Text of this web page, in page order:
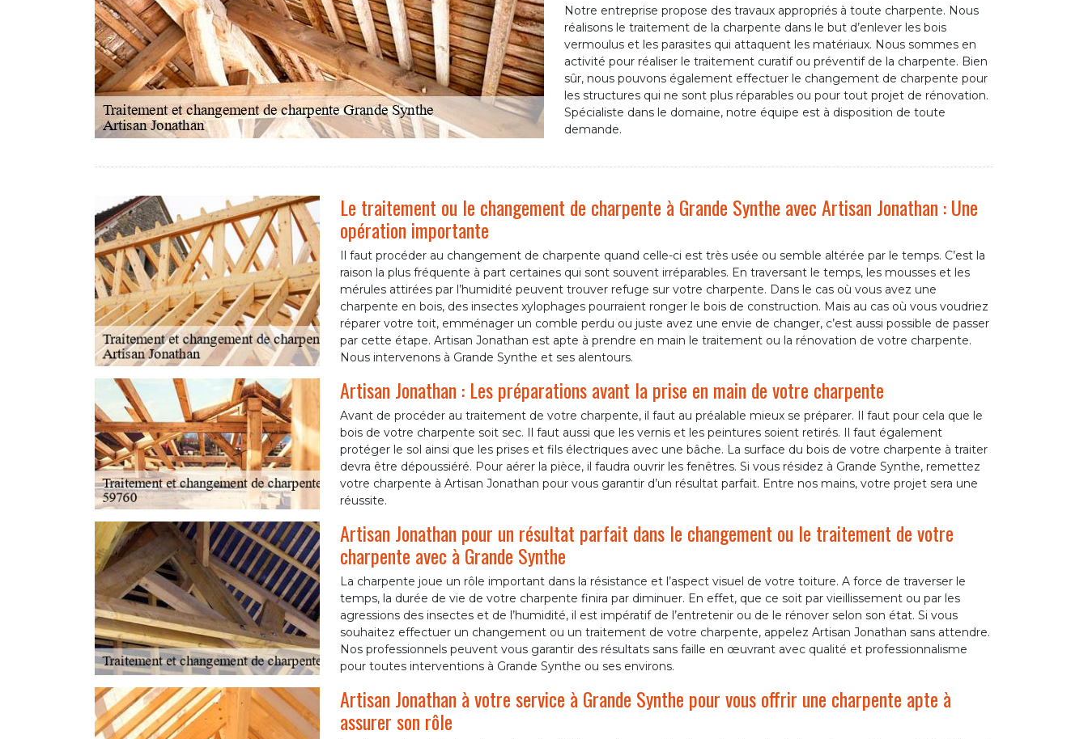
Notre entreprise propose des travaux appropriés à toute charpente. Nous
réalisons le traitement de la charpente dans le but d’enlever les bois
vermoulus et les parasites qui attaquent les matériaux. Nous sommes en
activité pour réaliser le traitement curatif ou préventif de la charpente. Bien
sûr, nous pouvons également effectuer le changement de charpente pour
les structures qui ne sont plus réparables ou pour tout projet de rénovation.
Spécialiste dans le domaine, notre équipe est à disposition de toute
demande.
Le traitement ou le changement de charpente à Grande Synthe avec Artisan Jonathan : Une
opération importante
Il faut procéder au changement de charpente quand celle-ci est très usée ou semble altérée par le temps. C’est la
raison la plus fréquente à part certaines qui sont souvent irréparables. En traversant le temps, les mousses et les
mérules attirées par l’humidité peuvent trouver refuge sur votre charpente. Dans le cas où vous avez une
charpente en bois, des insectes xylophages pourraient ronger le bois de construction. Mais au cas où vous voudriez
réparer votre toit, emménager un comble perdu ou juste avez une envie de changer, c’est aussi possible de passer
par cette étape. Artisan Jonathan est apte à prendre en main le traitement ou la rénovation de votre charpente.
Nous intervenons à Grande Synthe et ses alentours.
Artisan Jonathan : Les préparations avant la prise en main de votre charpente
Avant de procéder au traitement de votre charpente, il faut au préalable mieux se préparer. Il faut pour cela que le
bois de votre charpente soit sec. Il faut aussi que les vernis et les peintures soient retirés. Il faut également
protéger le sol ainsi que les prises et fils électriques avec une bâche. La surface du bois de votre charpente à traiter
devra être dépoussiéré. Pour aérer la pièce, il faudra ouvrir les fenêtres. Si vous résidez à Grande Synthe, remettez
votre charpente à Artisan Jonathan pour vous garantir d’un résultat parfait. Entre nos mains, votre projet sera une
réussite.
Artisan Jonathan pour un résultat parfait dans le changement ou le traitement de votre
charpente avec à Grande Synthe
La charpente joue un rôle important dans la résistance et l’aspect visuel de votre toiture. A force de traverser le
temps, la durée de vie de votre charpente finira par diminuer. En effet, que ce soit par vieillissement ou par les
agressions des insectes et de l’humidité, il est impératif de l’entretenir ou de le rénover selon son état. Si vous
souhaitez effectuer un changement ou un traitement de votre charpente, appelez Artisan Jonathan sans attendre.
Nos professionnels peuvent vous garantir des résultats sans faille en œuvrant avec qualité et professionnalisme
pour toutes interventions à Grande Synthe ou ses environs.
Artisan Jonathan à votre service à Grande Synthe pour vous offrir une charpente apte à
assurer son rôle